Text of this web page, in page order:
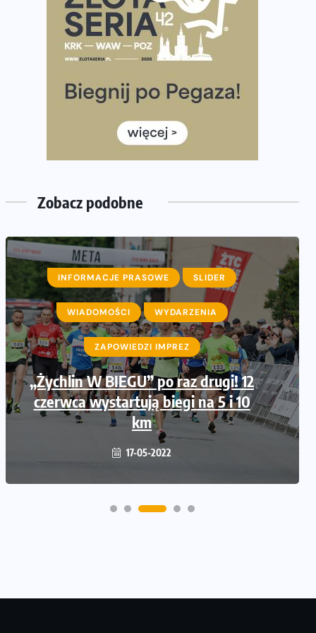
półmaratonem
Już w tę sobotę 35. Bieg Powstania Warszawskiego.
Wystartuje rekordowa liczba uczestników
poradnik przed startem
Ile razy w tygodniu biegać? 3 treningi wystarczą? Jak
często biegać, żeby robić postępy
Już w ten weekend! Przed nami Nocny Portowy
wiedzieć
Zobacz podobne
INFORMACJE PRASOWE SLIDER
WIADOMOŚCI WYDARZENIA
ZAPOWIEDZI IMPREZ
„Żychlin W BIEGU” po raz drugi! 12
czerwca wystartują biegi na 5 i 10
km
17-05-2022